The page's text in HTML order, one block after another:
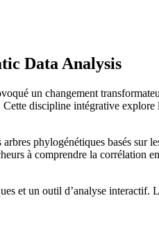
Data Analysis
un changement
discipline intégrative
phylogénétiques basés sur
à comprendre la corrélation
et un outil d’analyse